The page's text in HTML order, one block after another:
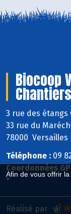
Afin de vous offrir
Biocoop
Chantiers
3 rue des étangs
33 rue du
78000 Versailles
Téléphone : 09
Coordonnées
°
Réalisé par